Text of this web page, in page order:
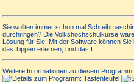
Sie wollten immer schon mal
durchringen? Die Volkshochschulkurse
Lösung für Sie! Mit der Software können
das Tippen erlernen, und das f...
Weitere Informationen zu diesem Programm